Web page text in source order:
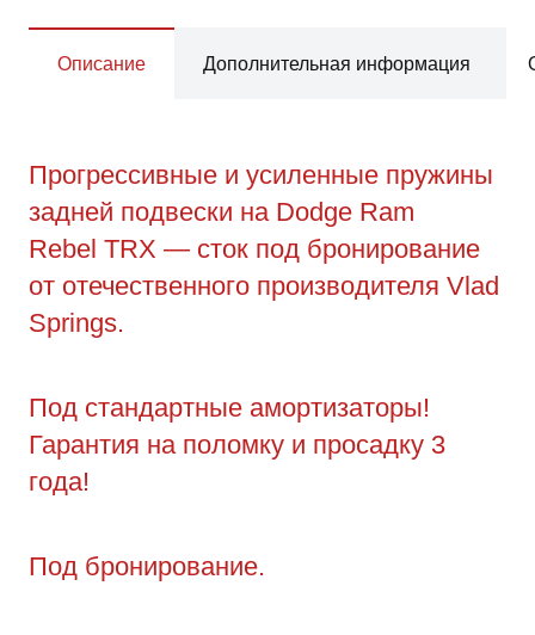
Описание Дополнительная информация
Прогрессивные и усиленные пружины
задней подвески на Dodge Ram
Rebel TRX — сток под бронирование
от отечественного производителя Vlad
Springs.
Под стандартные амортизаторы!
Гарантия на поломку и просадку 3
года!
Под бронирование.